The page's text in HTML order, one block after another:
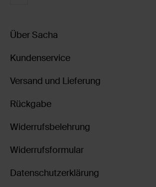
Über Sacha
Kundenservice
Versand und Lieferung
Rückgabe
Widerrufsbelehrung
Widerrufsformular
Datenschutzerklärung